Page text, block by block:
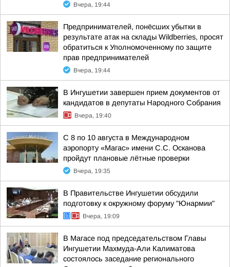
Вчера, 19:44
Предпринимателей, понёсших убытки в
результате атак на склады Wildberries, просят
обратиться к Уполномоченному по защите
прав предпринимателей
Вчера, 19:44
В Ингушетии завершен прием документов от
кандидатов в депутаты Народного Собрания
Вчера, 19:40
С 8 по 10 августа в Международном
аэропорту «Магас» имени С.С. Осканова
пройдут плановые лётные проверки
Вчера, 19:35
В Правительстве Ингушетии обсудили
подготовку к окружному форуму "Юнармии"
Вчера, 19:09
В Магасе под председательством Главы
Ингушетии Махмуда-Али Калиматова
состоялось заседание регионального